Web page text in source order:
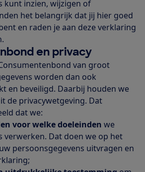
kunt inzien, wijzigen of
het belangrijk dat jij hier goed
en raden je aan deze verklaring
en privacy
van groot
worden dan ook
en beveiligd. Daarbij houden we
de privacywetgeving. Dat
dat we:
voorwelke doeleinden we
verwerken. Dat doen we op het
persoonsgegevens uitvragen en